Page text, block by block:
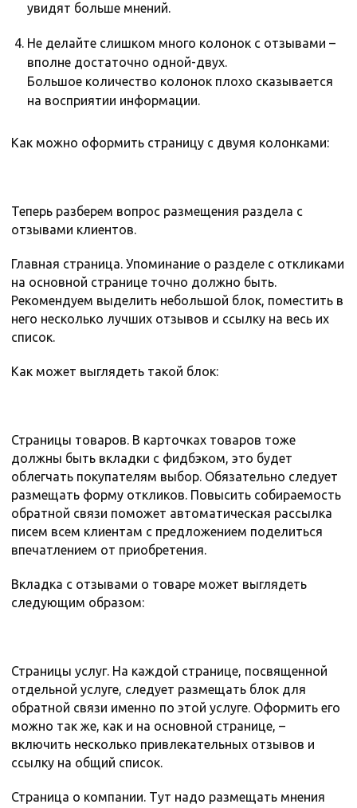
увидят больше мнений.
Не делайте слишком много колонок с отзывами –
вполне достаточно одной-двух.
Большое количество колонок плохо сказывается
на восприятии информации.
Как можно оформить страницу с двумя колонками:
Теперь разберем вопрос размещения раздела с
отзывами клиентов.
Главная страница. Упоминание о разделе с откликами
на основной странице точно должно быть.
Рекомендуем выделить небольшой блок, поместить в
него несколько лучших отзывов и ссылку на весь их
список.
Как может выглядеть такой блок:
Страницы товаров. В карточках товаров тоже
должны быть вкладки с фидбэком, это будет
облегчать покупателям выбор. Обязательно следует
размещать форму откликов. Повысить собираемость
обратной связи поможет автоматическая рассылка
писем всем клиентам с предложением поделиться
впечатлением от приобретения.
Вкладка с отзывами о товаре может выглядеть
следующим образом:
Страницы услуг. На каждой странице, посвященной
отдельной услуге, следует размещать блок для
обратной связи именно по этой услуге. Оформить его
можно так же, как и на основной странице, –
включить несколько привлекательных отзывов и
ссылку на общий список.
Страница о компании. Тут надо размещать мнения